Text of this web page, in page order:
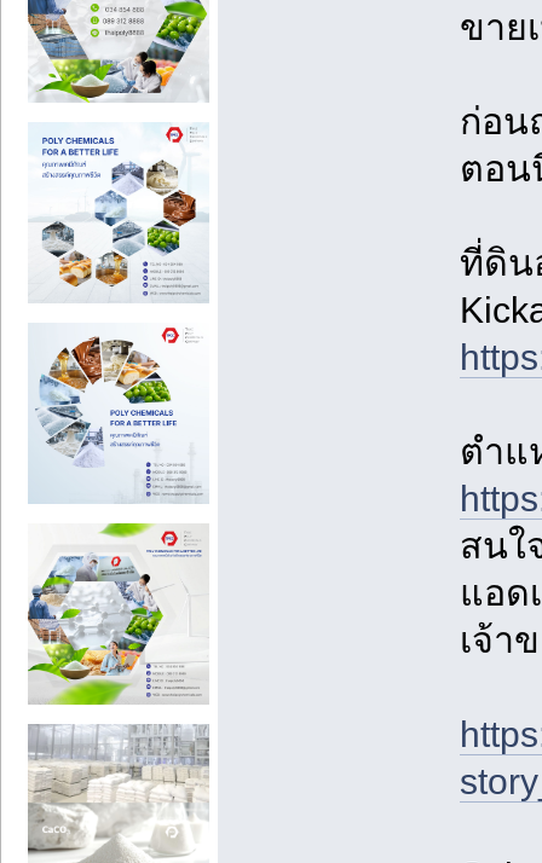
ขาย
ก่อน
ตอน
ที่ดิน
ตำแ
สนใ
แอด
เจ้า